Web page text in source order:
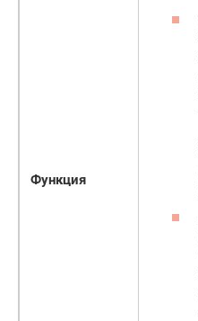
Функция